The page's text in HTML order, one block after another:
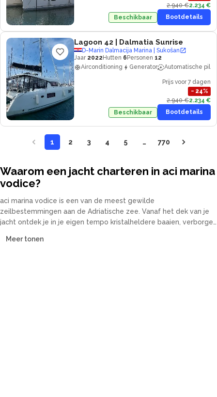
2.940 €2.234 €
Beschikbaar
Bootdetails
Lagoon 42 | Dalmatia Sunrise
D-Marin Dalmacija Marina | Sukošan
Jaar 2022 Hutten 6 Personen 12
Airconditioning
Generator Automatische
Prijs voor 7 dagen
− 24%
2.940 €2.234 €
Beschikbaar
Bootdetails
1 2 3 4 5 … 770
Waarom een jacht charteren in aci marina
vodice?
aci marina vodice is een van de meest gewilde
zeilbestemmingen aan de Adriatische zee. Vanaf het dek van je
jacht ontdek je in je eigen tempo kristalheldere baaien, verborgen
catamarans, zeiljachten, motorjachten en guletten — met of
Meer tonen